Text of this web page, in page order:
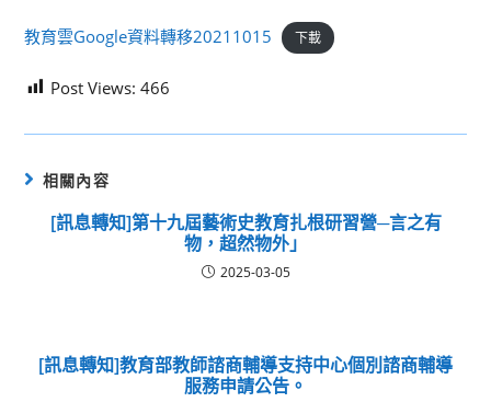
教育雲Google資料轉移20211015 下載
Post Views: 466
相關內容
[訊息轉知]第十九屆藝術史教育扎根研習營─言之有
物，超然物外」
2025-03-05
[訊息轉知]教育部教師諮商輔導支持中心個別諮商輔導
服務申請公告。